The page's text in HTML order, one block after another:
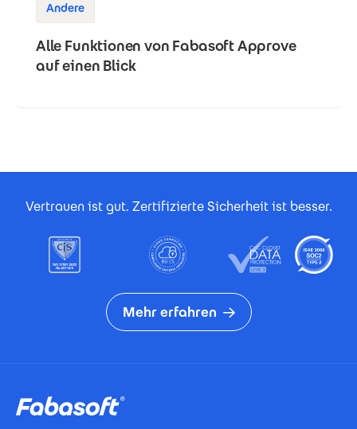
Andere
Alle Funktionen von Fabasoft Approve
auf einen Blick
Vertrauen ist gut. Zertifizierte Sicherheit ist besser.
Mehr erfahren